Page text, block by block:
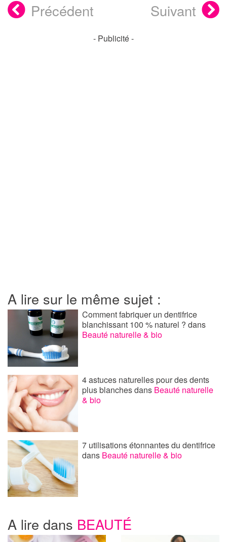
Précédent Suivant
- Publicité -
A lire sur le même sujet :
Comment fabriquer un dentifrice
blanchissant 100 % naturel ?dans
Beauté naturelle & bio
4 astuces naturelles pour des dents
plus blanchesdans Beauté naturelle
& bio
7 utilisations étonnantes du dentifrice
dans Beauté naturelle & bio
A lire dans BEAUTÉ